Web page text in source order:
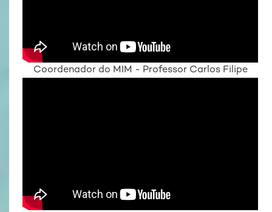
Coordenador do MIM - Professor Carlos Filipe